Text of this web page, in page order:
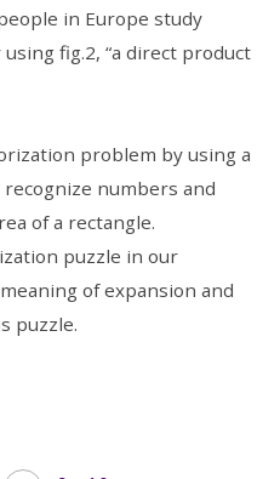
in Europe study
fig.2, “a direct product
problem by using a
numbers and
of a rectangle.
puzzle in our
of expansion and
puzzle.